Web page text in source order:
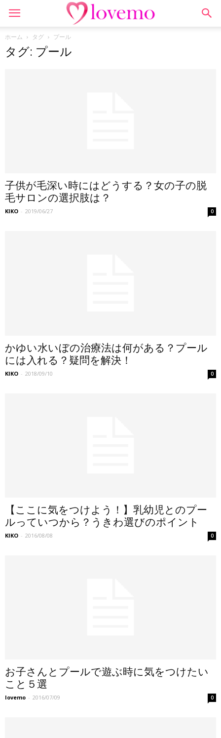
ホーム タグ プール
タグ: プール
子供が毛深い時にはどうする？女の子の脱
毛サロンの選択肢は？
KIKO - 2019/06/27 0
かゆい水いぼの治療法は何がある？プール
には入れる？疑問を解決！
KIKO - 2018/09/10 0
【ここに気をつけよう！】乳幼児とのプー
ルっていつから？うきわ選びのポイント
KIKO - 2016/08/08 0
お子さんとプールで遊ぶ時に気をつけたい
こと５選
lovemo - 2016/07/09 0